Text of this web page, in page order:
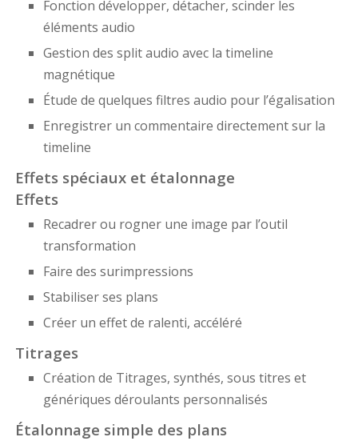
Fonction développer, détacher, scinder les
éléments audio
Gestion des split audio avec la timeline
magnétique
Étude de quelques filtres audio pour l’égalisation
Enregistrer un commentaire directement sur la
timeline
Effets spéciaux et étalonnage
Effets
Recadrer ou rogner une image par l’outil
transformation
Faire des surimpressions
Stabiliser ses plans
Créer un effet de ralenti, accéléré
Titrages
Création de Titrages, synthés, sous titres et
génériques déroulants personnalisés
Étalonnage simple des plans